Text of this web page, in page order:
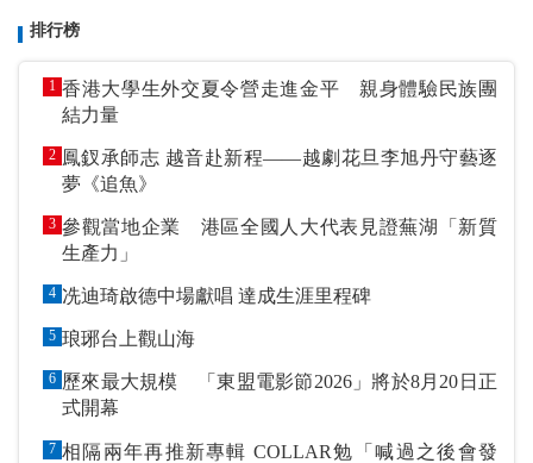
排行榜
1 香港大學生外交夏令營走進金平 親身體驗民族團
結力量
2 鳳釵承師志 越音赴新程——越劇花旦李旭丹守藝逐
夢《追魚》
3 參觀當地企業 港區全國人大代表見證蕪湖「新質
生產力」
4 冼迪琦啟德中場獻唱 達成生涯里程碑
5 琅琊台上觀山海
6 歷來最大規模 「東盟電影節2026」將於8月20日正
式開幕
7 相隔兩年再推新專輯 COLLAR勉「喊過之後會發